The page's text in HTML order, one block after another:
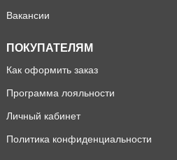
Вакансии
ПОКУПАТЕЛЯМ
Как оформить заказ
Программа лояльности
Личный кабинет
Политика конфиденциальности